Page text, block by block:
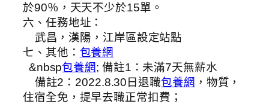
於90％，天天不少於15單。
六、任務地址：
武昌，漢陽，江岸區設定站點
七、其他： 包養網
&nbsp包養網; 備註1：未滿7天無薪水
備註2：2022.8.30日退職包養網 ，物質，
住宿全免，提早去職正常扣費；